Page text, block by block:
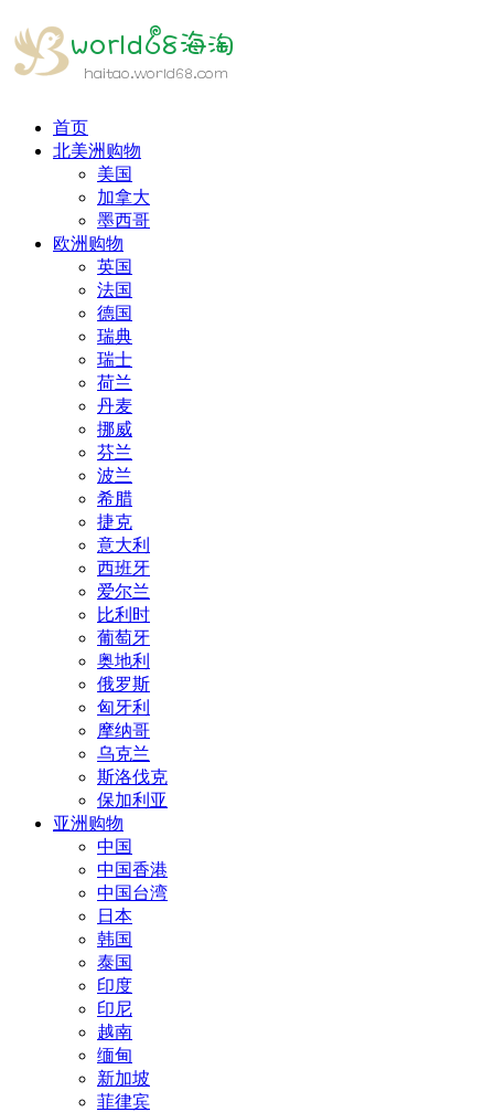
首页
北美洲购物
美国
加拿大
墨西哥
欧洲购物
英国
法国
德国
瑞典
瑞士
荷兰
丹麦
挪威
芬兰
波兰
希腊
捷克
意大利
西班牙
爱尔兰
比利时
葡萄牙
奥地利
俄罗斯
匈牙利
摩纳哥
乌克兰
斯洛伐克
保加利亚
亚洲购物
中国
中国香港
中国台湾
日本
韩国
泰国
印度
印尼
越南
缅甸
新加坡
菲律宾